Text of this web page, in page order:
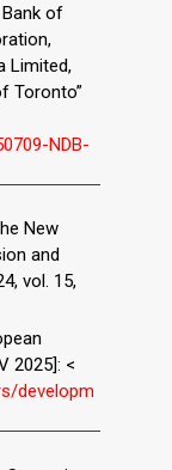
of
Limited,
Toronto”
NDB-
New
and
vol. 15,
2025]: <
developm